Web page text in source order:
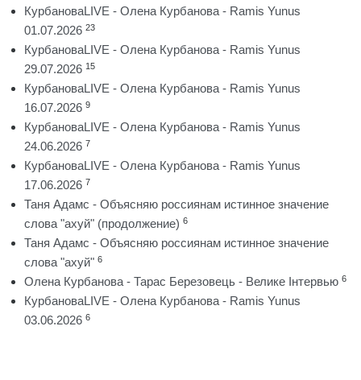
КурбановаLIVE - Олена Курбанова - Ramis Yunus
01.07.2026 23
КурбановаLIVE - Олена Курбанова - Ramis Yunus
29.07.2026 15
КурбановаLIVE - Олена Курбанова - Ramis Yunus
16.07.2026 9
КурбановаLIVE - Олена Курбанова - Ramis Yunus
24.06.2026 7
КурбановаLIVE - Олена Курбанова - Ramis Yunus
17.06.2026 7
Таня Адамс - Объясняю россиянам истинное значение
слова "ахуй" (продолжение) 6
Таня Адамс - Объясняю россиянам истинное значение
слова "ахуй" 6
Олена Курбанова - Тарас Березовець - Велике Інтервью 6
КурбановаLIVE - Олена Курбанова - Ramis Yunus
03.06.2026 6